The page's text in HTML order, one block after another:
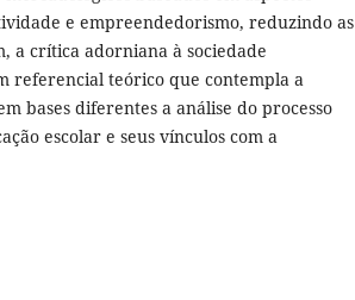
e empreendedorismo, reduzindo as
a crítica adorniana à sociedade
referencial teórico que contempla a
bases diferentes a análise do processo
escolar e seus vínculos com a